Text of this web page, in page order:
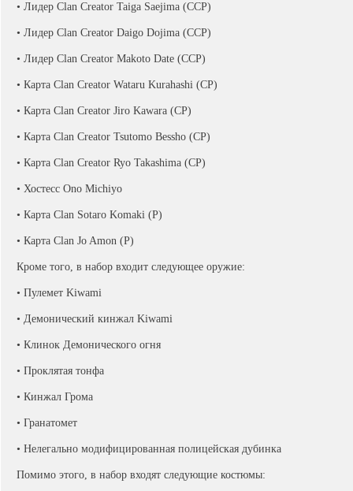
• Лидер Clan Creator Taiga Saejima (ССР)
• Лидер Clan Creator Daigo Dojima (ССР)
• Лидер Clan Creator Makoto Date (ССР)
• Карта Clan Creator Wataru Kurahashi (СР)
• Карта Clan Creator Jiro Kawara (СР)
• Карта Clan Creator Tsutomo Bessho (СР)
• Карта Clan Creator Ryo Takashima (СР)
• Хостесс Ono Michiyo
• Карта Clan Sotaro Komaki (Р)
• Карта Clan Jo Amon (Р)
Кроме того, в набор входит следующее оружие:
• Пулемет Kiwami
• Демонический кинжал Kiwami
• Клинок Демонического огня
• Проклятая тонфа
• Кинжал Грома
• Гранатомет
• Нелегально модифицированная полицейская дубинка
Помимо этого, в набор входят следующие костюмы: